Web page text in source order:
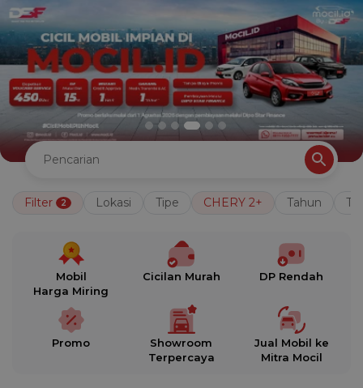
Filter 2 Lokasi Tipe CHERY 2+ Tahun
Mobil
Harga Miring
Cicilan Murah DP Rendah
Promo
Showroom
Terpercaya
Jual Mobil ke
Mitra Mocil